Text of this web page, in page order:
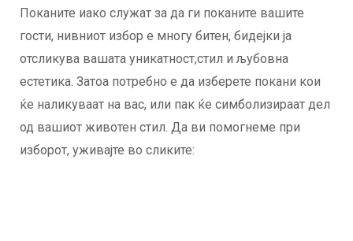
Поканите иако служат за да ги поканите вашите
гости, нивниот избор е многу битен, бидејки ја
отсликува вашата уникатност,стил и љубовна
естетика. Затоа потребно е да изберете покани кои
ќе наликуваат на вас, или пак ќе симболизираат дел
од вашиот животен стил. Да ви помогнеме при
изборот, уживајте во сликите: